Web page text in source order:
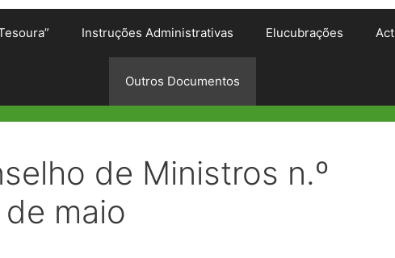
Instruções Administrativas Elucubrações
Outros Documentos
de Ministros n.º
maio